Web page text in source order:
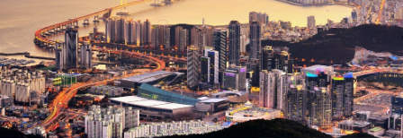
ASIA
ORIENTE